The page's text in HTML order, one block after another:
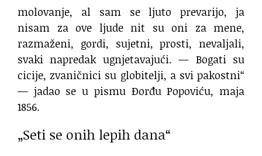
molovanje, al sam se ljuto prevarijo, ja
nisam za ove ljude nit su oni za mene,
razmaženi, gordi, sujetni, prosti, nevaljali,
svaki napredak ugnjetavajući. — Bogati su
cicije, zvaničnici su globitelji, a svi pakostni“
— jadao se u pismu Đorđu Popoviću, maja
1856.
„Seti se onih lepih dana“